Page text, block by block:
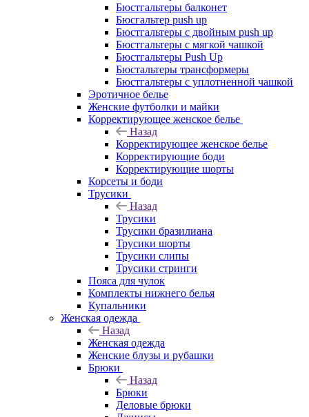
Бюстгальтеры балконет
Бюсгальтер push up
Бюстгальтеры с двойным push up
Бюстгальтеры с мягкой чашкой
Бюстгальтеры Push Up
Бюстальтеры трансформеры
Бюстгальтеры с уплотненной чашкой
Эротичное белье
Женские футболки и майки
Корректирующее женское белье
Назад
Корректирующее женское белье
Корректирующие боди
Корректирующие шорты
Корсеты и боди
Трусики
Назад
Трусики
Трусики бразилиана
Трусики шорты
Трусики слипы
Трусики стринги
Пояса для чулок
Комплекты нижнего белья
Купальники
Женская одежда
Назад
Женская одежда
Женские блузы и рубашки
Брюки
Назад
Брюки
Деловые брюки